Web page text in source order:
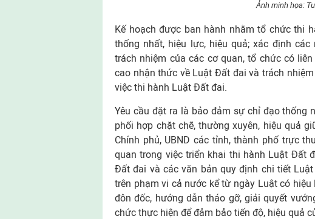
Ảnh minh họa:
Kế hoạch được ban hành nhằm tổ chức thi
thống nhất, hiệu lực, hiệu quả; xác định
trách nhiệm của các cơ quan, tổ chức có
cao nhận thức về Luật Đất đai và trách
việc thi hành Luật Đất đai.
Yêu cầu đặt ra là bảo đảm sự chỉ đạo thống
phối hợp chặt chẽ, thường xuyên, hiệu quả
Chính phủ, UBND các tỉnh, thành phố trực
quan trong việc triển khai thi hành Luật Đất
Đất đai và các văn bản quy định chi tiết
trên phạm vi cả nước kể từ ngày Luật có
đôn đốc, hướng dẫn tháo gỡ, giải quyết
chức thực hiện để đảm bảo tiến độ, hiệu quả